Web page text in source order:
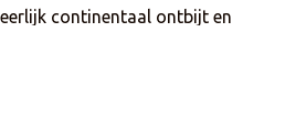
continentaal ontbijt en
van lokale specialiteiten.